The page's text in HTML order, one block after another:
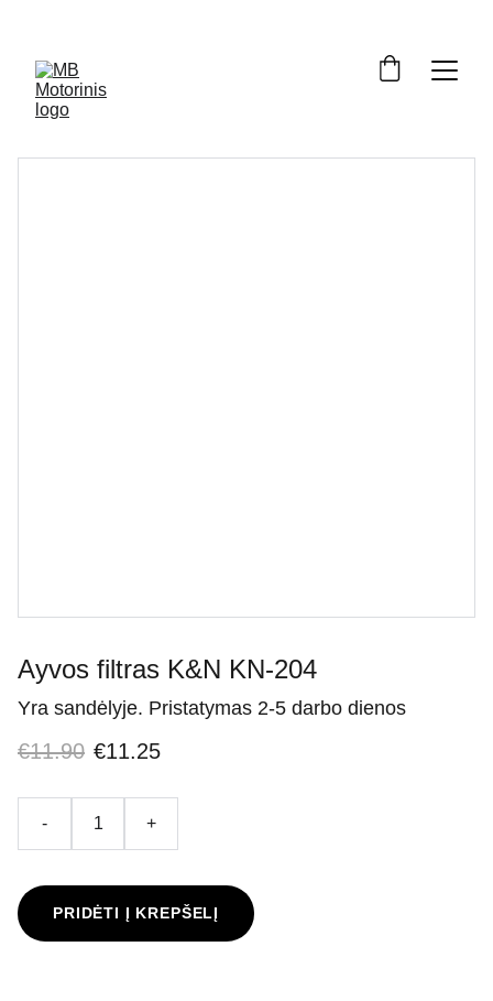
Ayvos filtras K&N KN-204
Yra sandėlyje. Pristatymas 2-5 darbo dienos
€11.90 €11.25
- +
PRIDĖTI Į KREPŠELĮ